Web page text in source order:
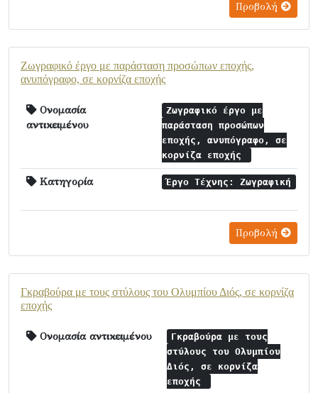
Προβολή
Ζωγραφικό έργο με παράσταση προσώπων εποχής,
ανυπόγραφο, σε κορνίζα εποχής
Ονομασία
αντικειμένου
Ζωγραφικό έργο με
παράσταση προσώπων
εποχής, ανυπόγραφο, σε
κορνίζα εποχής
Κατηγορία Έργο Τέχνης: Ζωγραφική
Προβολή
Γκραβούρα με τους στύλους του Ολυμπίου Διός, σε κορνίζα
εποχής
Ονομασία αντικειμένου
Γκραβούρα με τους
στύλους του Ολυμπίου
Διός, σε κορνίζα
εποχής